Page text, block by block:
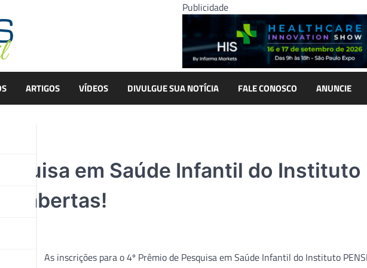
Publicidade
ARTIGOS VÍDEOS DIVULGUE SUA NOTÍCIA FALE CONOSCO ANUNCIE
em Saúde Infantil do Instituto
abertas!
As inscrições para o 4º Prêmio de Pesquisa em Saúde Infantil do Instituto